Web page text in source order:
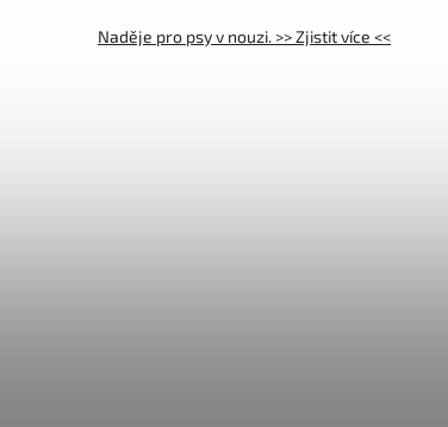
Naděje pro psy v nouzi. >> Zjistit více <<